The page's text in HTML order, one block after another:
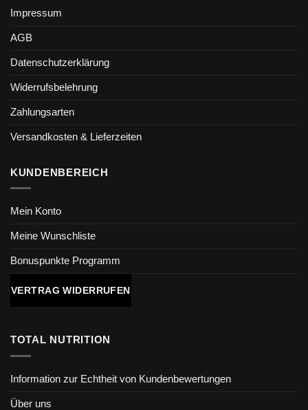
Impressum
AGB
Datenschutzerklärung
Widerrufsbelehrung
Zahlungsarten
Versandkosten & Lieferzeiten
KUNDENBEREICH
Mein Konto
Meine Wunschliste
Bonuspunkte Programm
VERTRAG WIDERRUFEN
TOTAL NUTRITION
Information zur Echtheit von Kundenbewertungen
Über uns